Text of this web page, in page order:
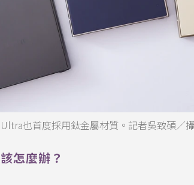
也首度採用鈦金屬材質。記者吳致碩／
怎麼辦？